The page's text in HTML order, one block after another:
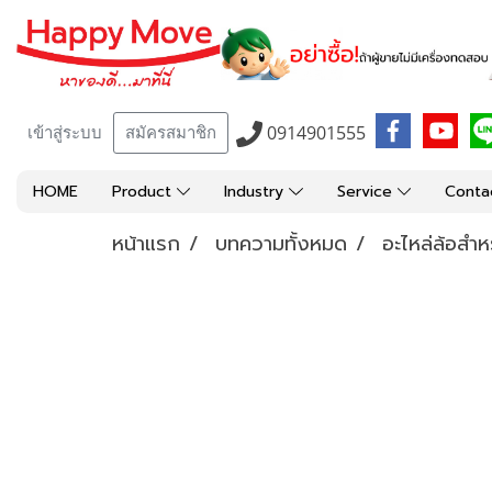
เข้าสู่ระบบ สมัครสมาชิก 0914901555
HOME Product Industry Service
หน้าแรก บทความทั้งหมด อะไหล่ล้อสำ